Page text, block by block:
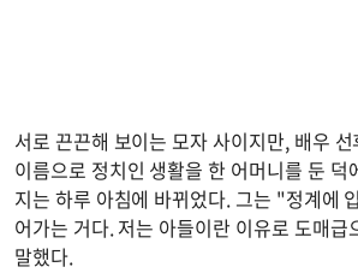
서로 끈끈해 보이는 모자 사이지만, 배우
이름으로 정치인 생활을 한 어머니를 둔 덕
지는 하루 아침에 바뀌었다. 그는 "정계에
어가는 거다. 저는 아들이란 이유로 도매급
말했다.